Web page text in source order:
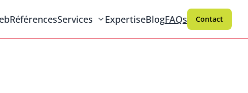
RéférencesServices ExpertiseBlogFAQs Contact